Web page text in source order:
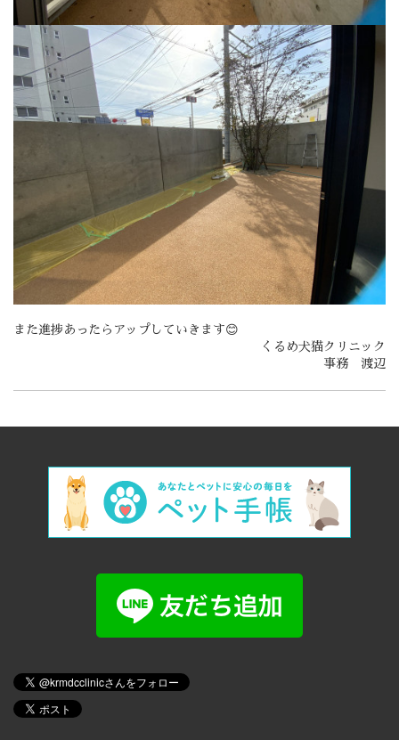
また進捗あったらアップしていきます😊
くるめ犬猫クリニック
事務 渡辺